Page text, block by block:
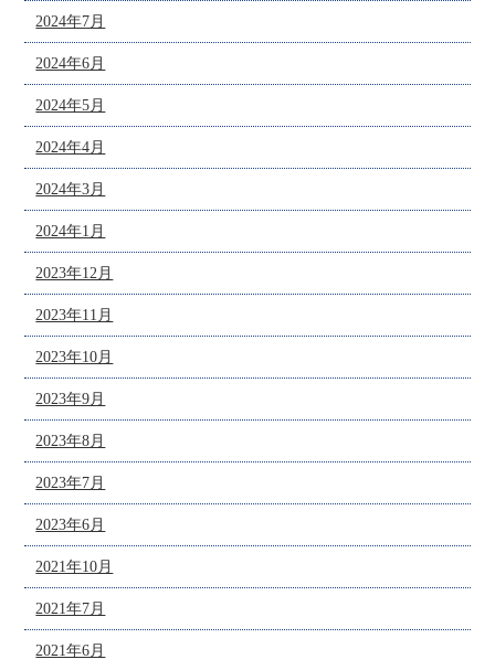
2024年7月
2024年6月
2024年5月
2024年4月
2024年3月
2024年1月
2023年12月
2023年11月
2023年10月
2023年9月
2023年8月
2023年7月
2023年6月
2021年10月
2021年7月
2021年6月